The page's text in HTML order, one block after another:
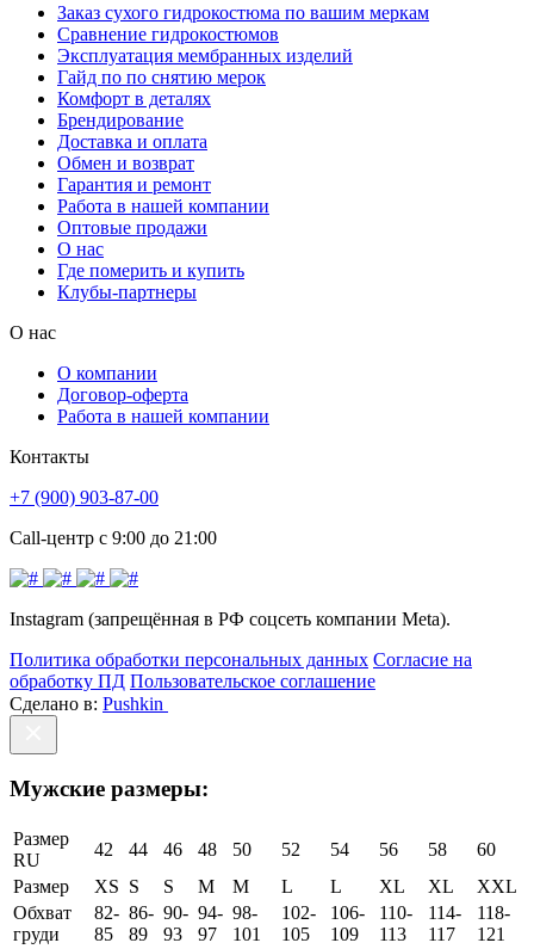
Заказ сухого гидрокостюма по вашим меркам
Сравнение гидрокостюмов
Эксплуатация мембранных изделий
Гайд по по снятию мерок
Комфорт в деталях
Брендирование
Доставка и оплата
Обмен и возврат
Гарантия и ремонт
Работа в нашей компании
Оптовые продажи
О нас
Где померить и купить
Клубы-партнеры
О нас
О компании
Договор-оферта
Работа в нашей компании
Контакты
+7 (900) 903-87-00
Call-центр с 9:00 до 21:00
Instagram (запрещённая в РФ соцсеть компании Meta).
Политика обработки персональных данных Согласие на
обработку ПД Пользовательское соглашение
Сделано в: Pushkin
Мужские размеры:
Размер
RU
42 44 46 48 50 52 54 56 58
60
Размер
XS S S M M L L XL XL
XXL
Обхват
груди
82-
85
86-
89
90-
93
94-
97
98-
101
102-
105
106-
109
110-
113
114-
117
118-
121